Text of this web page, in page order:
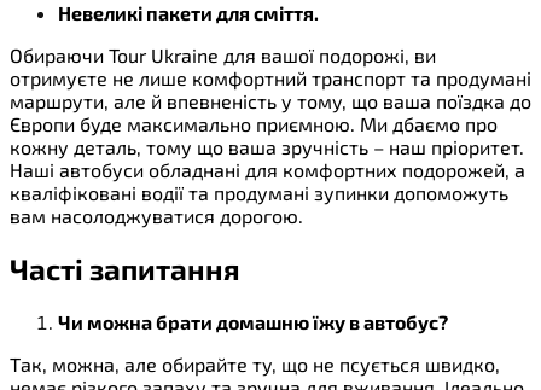
Невеликі пакети для сміття.
Обираючи Tour Ukraine для вашої подорожі, ви
отримуєте не лише комфортний транспорт та продумані
маршрути, але й впевненість у тому, що ваша поїздка до
Європи буде максимально приємною. Ми дбаємо про
кожну деталь, тому що ваша зручність – наш пріоритет.
Наші автобуси обладнані для комфортних подорожей, а
кваліфіковані водії та продумані зупинки допоможуть
вам насолоджуватися дорогою.
Часті запитання
Чи можна брати домашню їжу в автобус?
Так, можна, але обирайте ту, що не псується швидко,